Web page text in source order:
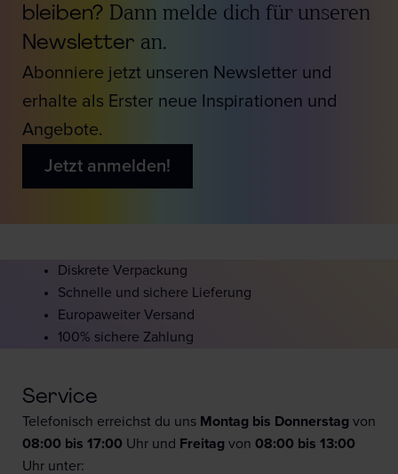
bleiben? Dann melde dich für unseren
Newsletter an.
Abonniere jetzt unseren Newsletter und
erhalte als Erster neue Inspirationen und
Angebote.
Jetzt anmelden!
Diskrete Verpackung
Schnelle und sichere Lieferung
Europaweiter Versand
100% sichere Zahlung
Service
Telefonisch erreichst du uns Montag bis Donnerstag von
08:00 bis 17:00 Uhr und Freitag von 08:00 bis 13:00
Uhr unter: